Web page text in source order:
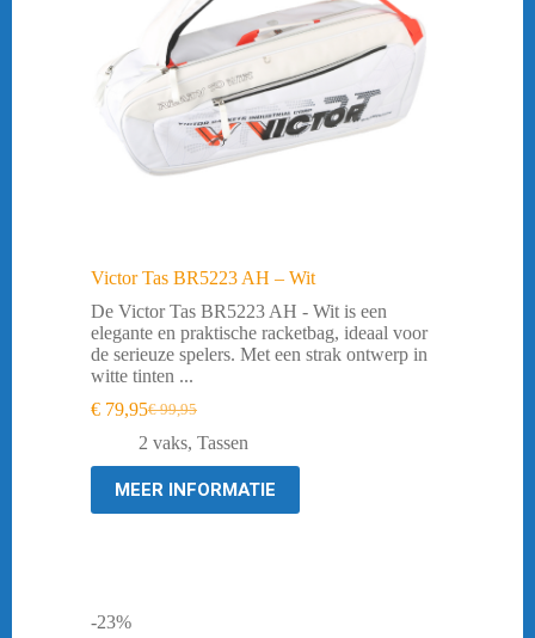
Victor Tas BR5223 AH – Wit
De Victor Tas BR5223 AH - Wit is een
elegante en praktische racketbag, ideaal voor
de serieuze spelers. Met een strak ontwerp in
witte tinten ...
€99,95
Oorspronkelijke
prijs
was:
€ 99,95.
€ 79,95Huidige
prijs
is:
€ 79,95.
2 vaks, Tassen
MEER INFORMATIE
-23%